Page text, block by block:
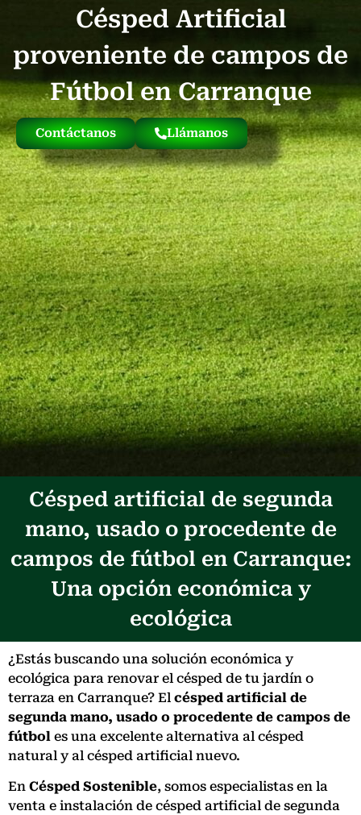
Césped Artificial
proveniente de campos de
Fútbol en Carranque
Contáctanos Llámanos
Césped artificial de segunda
mano, usado o procedente de
campos de fútbol en Carranque:
Una opción económica y
ecológica
¿Estás buscando una solución económica y
ecológica para renovar el césped de tu jardín o
terraza en Carranque? El césped artificial de
segunda mano, usado o procedente de campos de
fútbol es una excelente alternativa al césped
natural y al césped artificial nuevo.
En Césped Sostenible, somos especialistas en la
venta e instalación de césped artificial de segunda